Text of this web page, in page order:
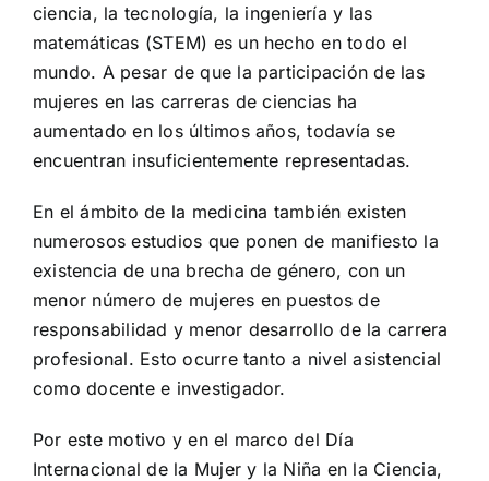
ciencia, la tecnología, la ingeniería y las
matemáticas (STEM) es un hecho en todo el
mundo. A pesar de que la participación de las
mujeres en las carreras de ciencias ha
aumentado en los últimos años, todavía se
encuentran insuficientemente representadas.
En el ámbito de la medicina también existen
numerosos estudios que ponen de manifiesto la
existencia de una brecha de género, con un
menor número de mujeres en puestos de
responsabilidad y menor desarrollo de la carrera
profesional. Esto ocurre tanto a nivel asistencial
como docente e investigador.
Por este motivo y en el marco del Día
Internacional de la Mujer y la Niña en la Ciencia,